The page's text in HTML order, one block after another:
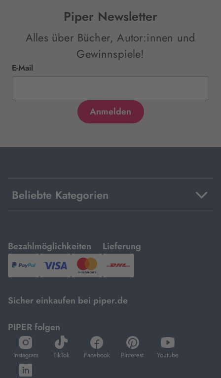
Piper Newsletter
Alles über Bücher, Autor:innen und
Gewinnspiele!
E-Mail
Beliebte Kategorien
Bezahlmöglichkeiten
mit
PayPal,Visa
und
Lieferung
mit
DHL.
Sicher einkaufen bei piper.de
PIPER folgen
Instagram
öffnet
in
neuem
Tab
TikTok
öffnet
in
Facebook
öffnet
in
Pinterest
öffnet
in
Youtube
öffnet
in
öffnet